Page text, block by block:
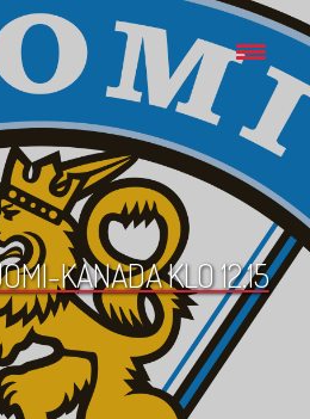
KANADA KLO 12.15